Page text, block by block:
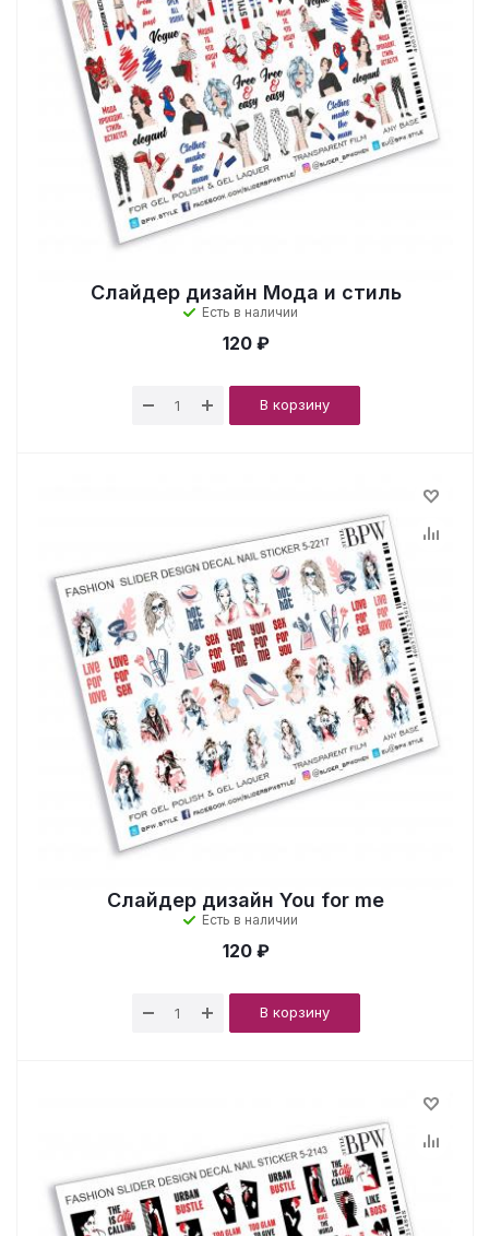
Слайдер дизайн Мода и стиль
Есть в наличии
120 ₽
В корзину
Слайдер дизайн You for me
Есть в наличии
120 ₽
В корзину